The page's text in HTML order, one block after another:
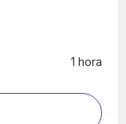
1 hora